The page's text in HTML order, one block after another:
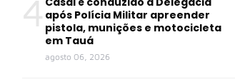
4 após Polícia Militar apreender
pistola, munições e motocicleta
em Tauá
agosto 06, 2026